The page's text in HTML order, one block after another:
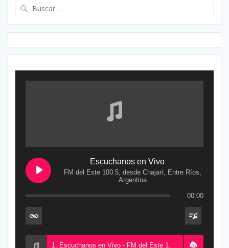
Escuchanos en Vivo
FM del Este 100.5, desde Chajarí, Entre Ríos,
Argentina
00:00